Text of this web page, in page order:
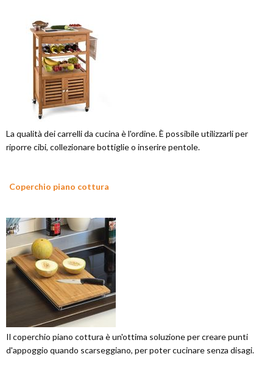
La qualità dei carrelli da cucina è l'ordine. È possibile utilizzarli per
riporre cibi, collezionare bottiglie o inserire pentole.
Coperchio piano cottura
Il coperchio piano cottura è un'ottima soluzione per creare punti
d'appoggio quando scarseggiano, per poter cucinare senza disagi.